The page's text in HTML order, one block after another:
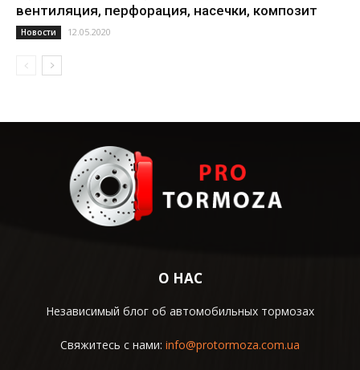
вентиляция, перфорация, насечки, композит
Новости 12.05.2020
О НАС
Независимый блог об автомобильных тормозах
Свяжитесь с нами: info@protormoza.com.ua